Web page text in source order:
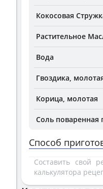
Кокосовая
Растительное
Вода
Гвоздика,
Корица, молотая
Соль поваренная
Способ
Составить свой
калькулятора